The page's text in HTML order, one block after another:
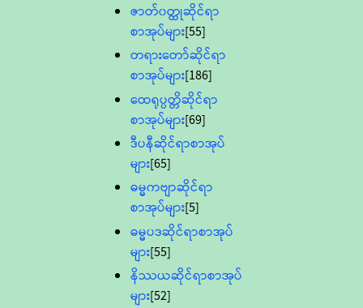
ဇာတ်၀တ္ထုဆိုင်ရာ
စာအုပ်များ[55]
တရားတော်ဆိုင်ရာ
စာအုပ်များ[186]
ထေရုပ္ပတ္တိဆိုင်ရာ
စာအုပ်များ[69]
ဒီပနီဆိုင်ရာစာအုပ်
များ[65]
ဓမ္မကဗျာဆိုင်ရာ
စာအုပ်များ[5]
ဓမ္မပဒဆိုင်ရာစာအုပ်
များ[55]
နိဿယဆိုင်ရာစာအုပ်
များ[52]